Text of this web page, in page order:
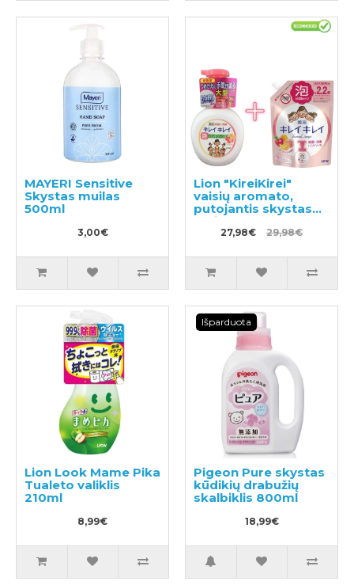
MAYERI Sensitive
Skystas muilas
500ml
3,00€
Lion "KireiKirei"
vaisių aromato,
putojantis skystas
muilas 500ml +
papildymas 450ml
27,98€ 29,98€
Lion Look Mame Pika
Tualeto valiklis
210ml
8,99€
Išparduota
Pigeon Pure skystas
kūdikių drabužių
skalbiklis 800ml
18,99€